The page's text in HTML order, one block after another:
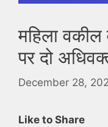
महिला वकील
पर दो
December 28,
Like to Share